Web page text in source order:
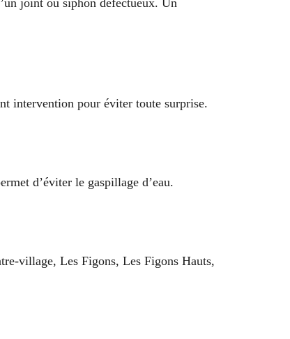
intervention pour éviter toute surprise.
d’éviter le gaspillage d’eau.
village, Les Figons, Les Figons Hauts,